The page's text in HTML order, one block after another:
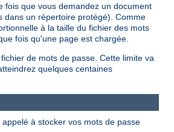
fois que vous demandez un document
dans un répertoire protégé). Comme
à la taille du fichier des mots
fois qu'une page est chargée.
de mots de passe. Cette limite va
quelques centaines
à stocker vos mots de passe